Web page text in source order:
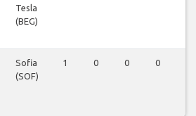
Tesla
(BEG)
Sofia
(SOF)
1 0 0 0